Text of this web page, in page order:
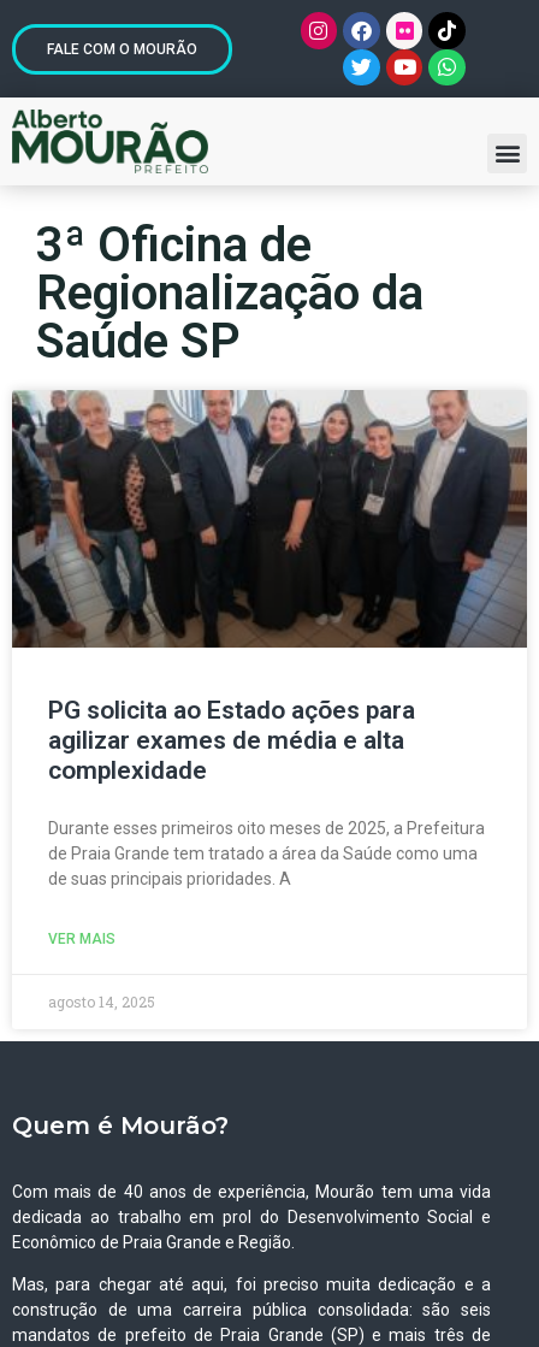
FALE COM O MOURÃO
3ª Oficina de
Regionalização da
Saúde SP
PG solicita ao Estado ações para
agilizar exames de média e alta
complexidade
Durante esses primeiros oito meses de 2025, a Prefeitura
de Praia Grande tem tratado a área da Saúde como uma
de suas principais prioridades. A
VER MAIS
agosto 14, 2025
Quem é Mourão?
Com mais de 40 anos de experiência, Mourão tem uma vida
dedicada ao trabalho em prol do Desenvolvimento Social e
Econômico de Praia Grande e Região.
Mas, para chegar até aqui, foi preciso muita dedicação e a
construção de uma carreira pública consolidada: são seis
mandatos de prefeito de Praia Grande (SP) e mais três de